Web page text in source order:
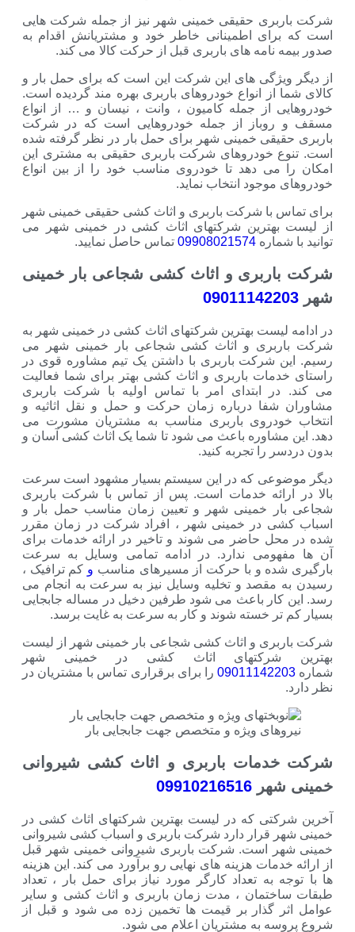
حقیقی خمینی شهر نیز از جمله شرکت هایی
اطمینانی خاطر خود و مشتریانش اقدام به
های باربری قبل از حرکت کالا می کند.
های این شرکت این است که برای حمل بار و
انواع خودروهای باربری بهره مند گردیده است.
جمله کامیون ، وانت ، نیسان و … از انواع
از جمله خودروهایی است که در شرکت
خمینی شهر برای حمل بار در نظر گرفته شده
شرکت باربری حقیقی به مشتری این
دهد تا خودروی مناسب خود را از بین انواع
انتخاب نماید.
شرکت باربری و اثاث کشی حقیقی خمینی شهر
شرکتهای اثاث کشی در خمینی شهر می
09908021574تماس حاصل نمایید.
و اثاث کشی شجاعی بار خمینی
بهترین شرکتهای اثاث کشی در خمینی شهر به
و اثاث کشی شجاعی بار خمینی شهر می
باربری با داشتن یک تیم مشاوره قوی در
باربری و اثاث کشی بهتر برای شما فعالیت
امر با تماس اولیه با شرکت باربری
درباره زمان حرکت و حمل و نقل اثاثیه و
باربری مناسب به مشتریان مشورت می
باعث می شود تا شما یک اثاث کشی آسان و
تجربه کنید.
که در این سیستم بسیار مشهود است سرعت
خدمات است. پس از تماس با شرکت باربری
شهر و تعیین زمان مناسب حمل بار و
خمینی شهر ، افراد شرکت در زمان مقرر
می شوند و تاخیر در ارائه خدمات برای
ندارد. در ادامه تمامی وسایل به سرعت
و با حرکت از مسیرهای مناسبوکم ترافیک ،
و تخلیه وسایل نیز به سرعت به انجام می
باعث می شود طرفین دخیل در مساله جابجایی
خسته شوند و کار به سرعت به غایت برسد.
و اثاث کشی شجاعی بار خمینی شهر از لیست
اثاث کشی در خمینی شهر
را برای برقراری تماس با مشتریان در
ویژه و متخصص جهت جابجایی بار
باربری و اثاث کشی شیروانی
09910216516
که در لیست بهترین شرکتهای اثاث کشی در
دارد شرکت باربری و اسباب کشی شیروانی
شرکت باربری شیروانی خمینی شهر قبل
هزینه های نهایی رو برآورد می کند. این هزینه
تعداد کارگر مورد نیاز برای حمل بار ، تعداد
، مدت زمان باربری و اثاث کشی و سایر
بر قیمت ها تخمین زده می شود و قبل از
به مشتریان اعلام می شود.